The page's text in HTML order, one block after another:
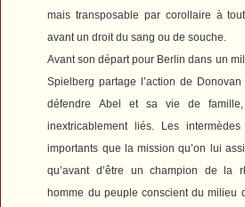
mais transposable par corollaire à
avant un droit du sang ou de souche.
Avant son départ pour Berlin dans un
Spielberg partage l’action de
défendre Abel et sa vie de
inextricablement liés. Les
importants que la mission qu’on lui
qu’avant d’être un champion de la
homme du peuple conscient du milieu